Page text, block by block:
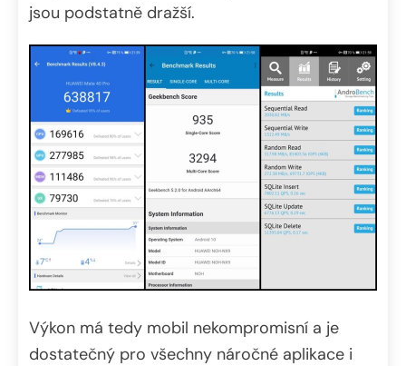
jsou podstatně dražší.
Výkon má tedy mobil nekompromisní a je
dostatečný pro všechny náročné aplikace i